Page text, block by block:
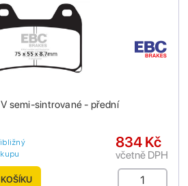
semi-sintrované - přední
834 Kč
včetně DPH